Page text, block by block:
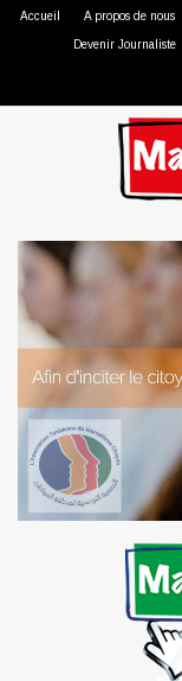
Accueil A propos de nous
Devenir Journaliste